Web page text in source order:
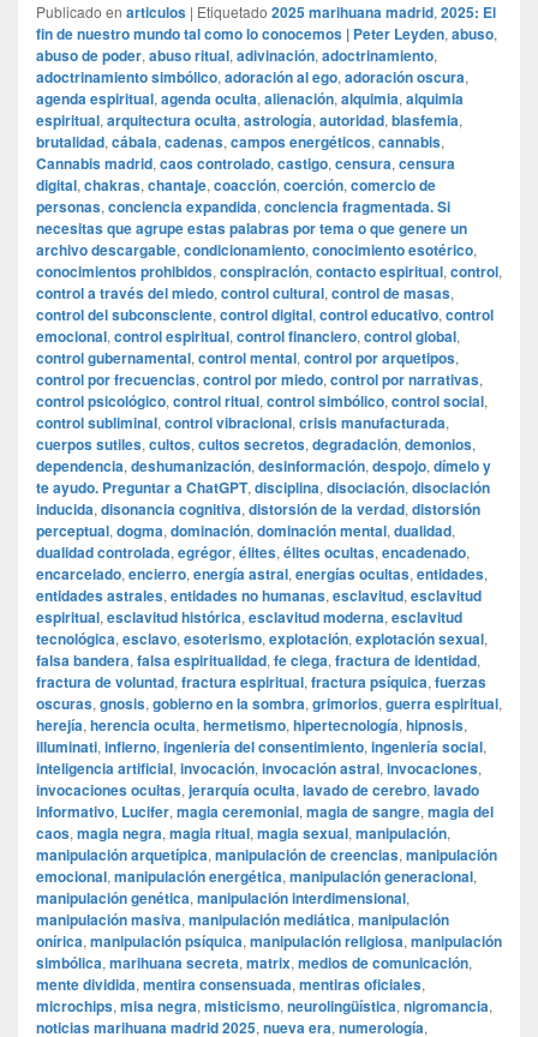
Publicado en articulos | Etiquetado 2025 marihuana madrid, 2025: El
fin de nuestro mundo tal como lo conocemos | Peter Leyden, abuso,
abuso de poder, abuso ritual, adivinación, adoctrinamiento,
adoctrinamiento simbólico, adoración al ego, adoración oscura,
agenda espiritual, agenda oculta, alienación, alquimia, alquimia
espiritual, arquitectura oculta, astrología, autoridad, blasfemia,
brutalidad, cábala, cadenas, campos energéticos, cannabis,
Cannabis madrid, caos controlado, castigo, censura, censura
digital, chakras, chantaje, coacción, coerción, comercio de
personas, conciencia expandida, conciencia fragmentada. Si
necesitas que agrupe estas palabras por tema o que genere un
archivo descargable, condicionamiento, conocimiento esotérico,
conocimientos prohibidos, conspiración, contacto espiritual, control,
control a través del miedo, control cultural, control de masas,
control del subconsciente, control digital, control educativo, control
emocional, control espiritual, control financiero, control global,
control gubernamental, control mental, control por arquetipos,
control por frecuencias, control por miedo, control por narrativas,
control psicológico, control ritual, control simbólico, control social,
control subliminal, control vibracional, crisis manufacturada,
cuerpos sutiles, cultos, cultos secretos, degradación, demonios,
dependencia, deshumanización, desinformación, despojo, dímelo y
te ayudo. Preguntar a ChatGPT, disciplina, disociación, disociación
inducida, disonancia cognitiva, distorsión de la verdad, distorsión
perceptual, dogma, dominación, dominación mental, dualidad,
dualidad controlada, egrégor, élites, élites ocultas, encadenado,
encarcelado, encierro, energía astral, energías ocultas, entidades,
entidades astrales, entidades no humanas, esclavitud, esclavitud
espiritual, esclavitud histórica, esclavitud moderna, esclavitud
tecnológica, esclavo, esoterismo, explotación, explotación sexual,
falsa bandera, falsa espiritualidad, fe ciega, fractura de identidad,
fractura de voluntad, fractura espiritual, fractura psíquica, fuerzas
oscuras, gnosis, gobierno en la sombra, grimorios, guerra espiritual,
herejía, herencia oculta, hermetismo, hipertecnología, hipnosis,
illuminati, infierno, ingeniería del consentimiento, ingeniería social,
inteligencia artificial, invocación, invocación astral, invocaciones,
invocaciones ocultas, jerarquía oculta, lavado de cerebro, lavado
informativo, Lucifer, magia ceremonial, magia de sangre, magia del
caos, magia negra, magia ritual, magia sexual, manipulación,
manipulación arquetípica, manipulación de creencias, manipulación
emocional, manipulación energética, manipulación generacional,
manipulación genética, manipulación interdimensional,
manipulación masiva, manipulación mediática, manipulación
onírica, manipulación psíquica, manipulación religiosa, manipulación
simbólica, marihuana secreta, matrix, medios de comunicación,
mente dividida, mentira consensuada, mentiras oficiales,
microchips, misa negra, misticismo, neurolingüística, nigromancia,
noticias marihuana madrid 2025, nueva era, numerología,